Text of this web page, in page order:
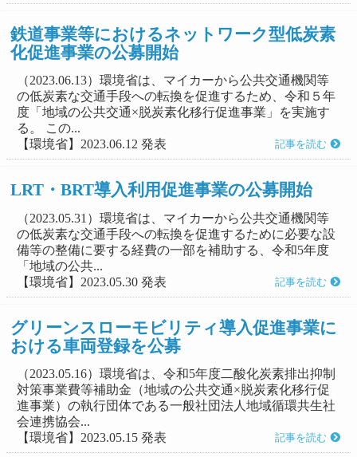
鉄道事業等におけるネットワーク型低炭素
化促進事業の公募開始
（2023.06.13）環境省は、マイカーから公共交通機関等
の低炭素な交通手段への転換を促進するため、令和５年
度「地域の公共交通×脱炭素化移行促進事業」を実施す
る。 この...
【環境省】2023.06.12 発表
記事を読む
LRT・BRT導入利用促進事業の公募開始
（2023.05.31）環境省は、マイカーから公共交通機関等
の低炭素な交通手段への転換を促進するために必要な設
備等の整備に要する経費の一部を補助する、令和5年度
「地域の公共...
【環境省】2023.05.30 発表
記事を読む
グリーンスローモビリティ導入促進事業に
おける車両登録を公募
（2023.05.16）環境省は、令和5年度二酸化炭素排出抑制
対策事業費等補助金（地域の公共交通×脱炭素化移行促
進事業）の執行団体である一般社団法人地域循環共生社
会連携協会...
【環境省】2023.05.15 発表
記事を読む